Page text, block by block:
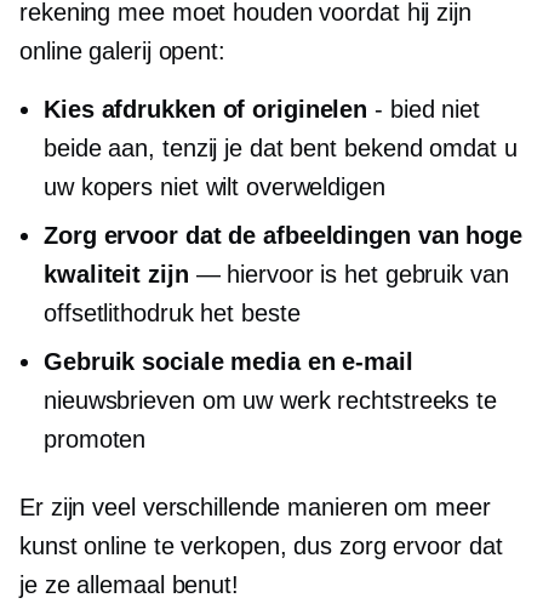
rekening mee moet houden voordat hij zijn
online galerij opent:
Kies afdrukken of originelen - bied niet
beide aan, tenzij je dat bent bekend omdat u
uw kopers niet wilt overweldigen
Zorg ervoor dat de afbeeldingen van hoge
kwaliteit zijn — hiervoor is het gebruik van
offsetlithodruk het beste
Gebruik sociale media en e-mail
nieuwsbrieven om uw werk rechtstreeks te
promoten
Er zijn veel verschillende manieren om meer
kunst online te verkopen, dus zorg ervoor dat
je ze allemaal benut!